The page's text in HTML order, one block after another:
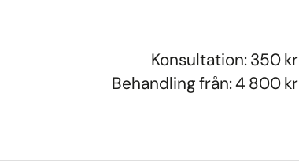
Konsultation: 350 kr
Behandling från: 4 800 kr